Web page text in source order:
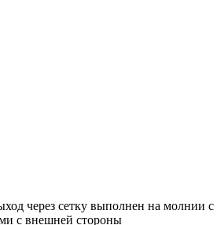
через сетку выполнен на молнии с
с внешней стороны